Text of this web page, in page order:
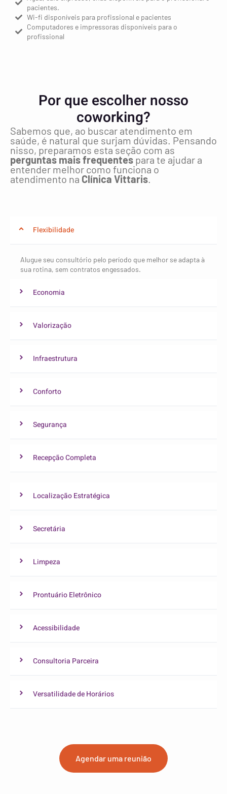
pacientes.
Wi-fi disponíveis para profissional e pacientes
Computadores e impressoras disponíveis para o
profissional
Por que escolher nosso
coworking?
Sabemos que, ao buscar atendimento em
saúde, é natural que surjam dúvidas. Pensando
nisso, preparamos esta seção com as
perguntas mais frequentes para te ajudar a
entender melhor como funciona o
atendimento na Clínica Vittaris.
Flexibilidade
Alugue seu consultório pelo período que melhor se adapta à
sua rotina, sem contratos engessados.
Economia
Valorização
Infraestrutura
Conforto
Segurança
Recepção Completa
Localização Estratégica
Secretária
Limpeza
Prontuário Eletrônico
Acessibilidade
Consultoria Parceira
Versatilidade de Horários
Agendar uma reunião